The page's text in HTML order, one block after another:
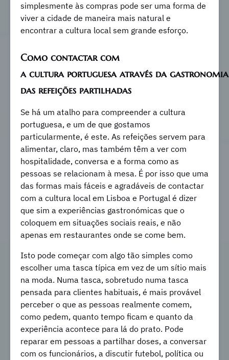
simplesmente às compras pode ser uma forma de
viver a cidade de maneira mais natural e
encontrar a cultura local sem grande esforço.
Como contactar com
a cultura portuguesa através da
das refeições partilhadas
Se há um atalho para compreender a cultura
portuguesa, e um de que gostamos
particularmente, é este. As refeições servem para
alimentar, claro, mas também têm a ver com
hospitalidade, conversa e a forma como as
pessoas se relacionam à mesa. É por isso que uma
das formas mais fáceis e agradáveis de contactar
com a cultura local em Lisboa e Portugal é dizer
que sim a experiências gastronómicas que o
coloquem em situações sociais reais, e não
apenas em restaurantes onde se come bem.
Isto pode começar com algo tão simples como
escolher uma tasca típica em vez de um sítio mais
na moda. Numa tasca, sobretudo numa tasca
pensada para clientes habituais, é mais provável
perceber o que as pessoas realmente comem,
como pedem, quanto tempo ficam e quanto da
experiência acontece para lá do prato. Pode
reparar em pessoas a partilhar doses, a conversar
com os funcionários, a discutir futebol, política ou